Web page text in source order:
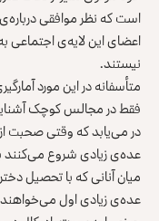
است که نظر موافقی
اعضای این لایه‌ی
نیستند.
متأسفانه در این مورد
فقط در مجالس کوچک
در می‌یابد که وقتی صحبت
عده‌ی زیادی شروع می‌کنند
میان آنانی که با تحصیل
عده‌ی زیادی اول